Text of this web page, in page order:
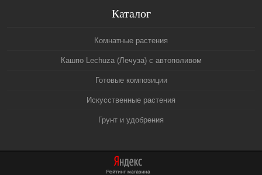
Каталог
Комнатные растения
Кашпо Lechuza (Лечуза) с автополивом
Готовые композиции
Искусственные растения
Грунт и удобрения